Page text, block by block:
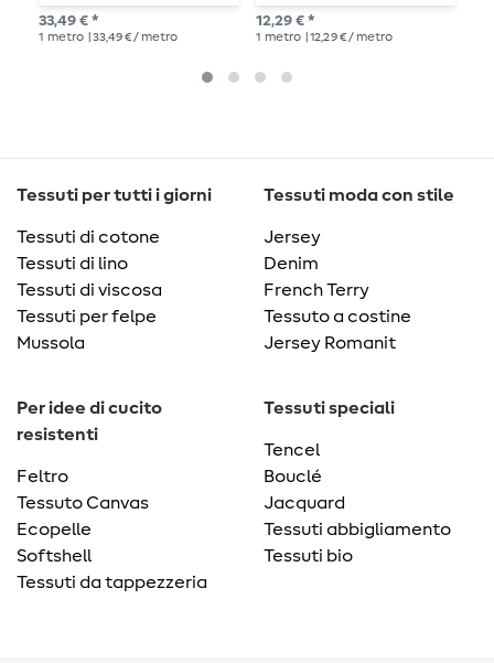
Botanica Verde
33,49 € *
1 metro | 33,49 € / metro
bordeaux
12,29 € *
1 metro | 12,29 € / metro
Tessuti per tutti i giorni
Tessuti di cotone
Tessuti di lino
Tessuti di viscosa
Tessuti per felpe
Mussola
Tessuti moda con stile
Jersey
Denim
French Terry
Tessuto a costine
Jersey Romanit
Per idee di cucito
resistenti
Feltro
Tessuto Canvas
Ecopelle
Softshell
Tessuti da tappezzeria
Tessuti speciali
Tencel
Bouclé
Jacquard
Tessuti abbigliamento
Tessuti bio